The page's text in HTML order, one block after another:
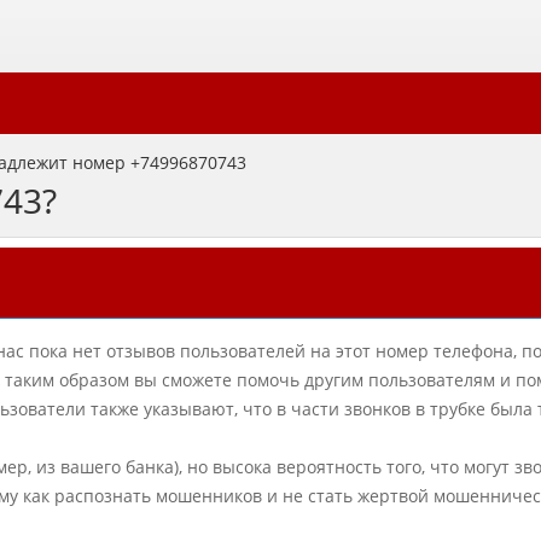
номер +74996870743
пока нет отзывов пользователей на этот номер телефона,
образом вы сможете помочь другим пользователям и
также указывают, что в части звонков в трубке
из вашего банка), но высока вероятность того, что могут
как распознать мошенников и не стать жертвой